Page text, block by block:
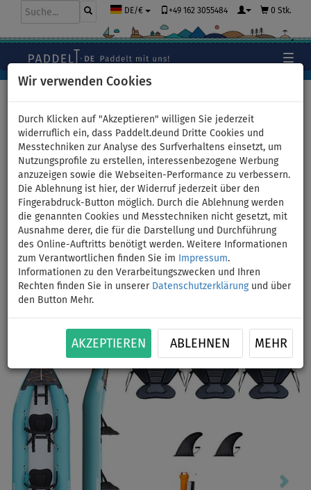
Wir verwenden Cookies
Durch Klicken auf "Akzeptieren" willigen Sie jederzeit
widerruflich ein, dass Paddelt.deund Dritte Cookies und
Messtechniken zur Analyse des Surfverhaltens einsetzt, um
Nutzungsprofile zu erstellen, interessenbezogene Werbung
anzuzeigen sowie die Webseiten-Performance zu verbessern.
Die Ablehnung ist hier, der Widerruf jederzeit über den
Fingerabdruck-Button möglich. Durch die Ablehnung werden
die genannten Cookies und Messtechniken nicht gesetzt, mit
Ausnahme derer, die für die Darstellung und Durchführung
des Online-Auftritts benötigt werden. Weitere Informationen
zum Verantwortlichen finden Sie im
Impressum.
Informationen zu den Verarbeitungszwecken und Ihren
Rechten finden Sie in unserer Datenschutzerklärungund über
den Button Mehr.
AKZEPTIEREN ABLEHNEN MEHR
DE/€ +49 162 3055484 0 Stk.
Kajak AQUADESIGN Koloa 400
- aufblasbares Kajak 3-
Personen - Variante:
Grundausstattung
VERSAND
GRATIS
Previous Next